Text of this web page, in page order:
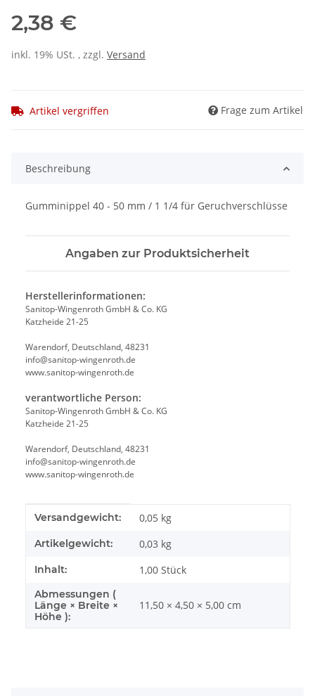
2,38 €
inkl. 19% USt. , zzgl. Versand
Artikel vergriffen Frage zum Artikel
Beschreibung
Gumminippel 40 - 50 mm / 1 1/4 für Geruchverschlüsse
Angaben zur Produktsicherheit
Herstellerinformationen:
Sanitop-Wingenroth GmbH & Co. KG
Katzheide 21-25
Warendorf, Deutschland, 48231
info@sanitop-wingenroth.de
www.sanitop-wingenroth.de
verantwortliche Person:
Sanitop-Wingenroth GmbH & Co. KG
Katzheide 21-25
Warendorf, Deutschland, 48231
info@sanitop-wingenroth.de
www.sanitop-wingenroth.de
Produkteigenschaft
Wert
Versandgewicht: 0,05 kg
Artikelgewicht: 0,03 kg
Inhalt: 1,00 Stück
Abmessungen (
Länge × Breite ×
Höhe ):
11,50 × 4,50 × 5,00 cm